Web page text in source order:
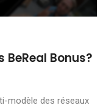
Bonus?
modèle des réseaux